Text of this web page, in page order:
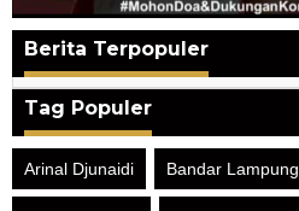
Berita Terpopuler
Tag Populer
Arinal Djunaidi Bandar Lampung